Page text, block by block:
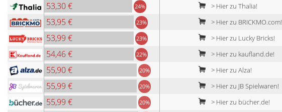
53,30 € 24% > Hier zu Thalia!
53,95 € 23% > Hier zu BRICKMO.com!
53,99 € 23% > Hier zu Lucky Bricks!
54,46 € 22% > Hier zu kaufland.de!
55,90 € 20% > Hier zu Alza!
55,99 € 20% > Hier zu JB Spielwaren!
55,99 € 20% > Hier zu bücher.de!